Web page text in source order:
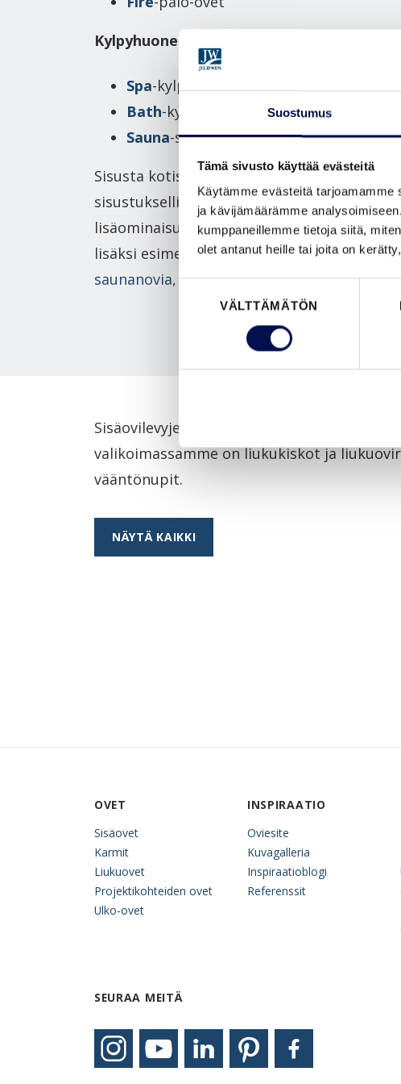
Suostumus
Tämä sivusto käyttää evästeitä
Käytämme evästeitä
ja kävijämäärämme
kumppaneillemme tietoja siitä,
olet antanut heille tai joita on
VÄLTTÄMÄTÖN
Kylpyhuone ja sauna
Spa-kylpyhuoneenovet
Bath-kylpyhuoneenovet
Sauna-saunanovet
Sisusta kotisi sisäovilla. Kiinnitä
sisustuksellisuuden lisäksi huomiota
lisäominaisuuksiin; tarvitsetko
lisäksi esimerkiksiäänieristysovia,liukuovia,
saunanovia,kylpyhuoneenoviataipalo-ovia.
Sisäovilevyjen lisäksi Swedoor tarjoaa
valikoimassamme on liukukiskot ja
vääntönupit.
NÄYTÄ KAIKKI
OVET
Sisäovet
Karmit
Liukuovet
Projektikohteiden ovet
Ulko-ovet
INSPIRAATIO
Oviesite
Kuvagalleria
Inspiraatioblogi
Referenssit
SEURAA MEITÄ